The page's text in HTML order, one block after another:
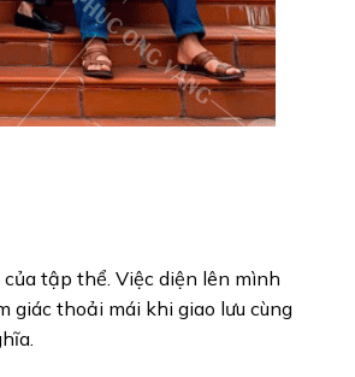
tập thể. Việc diện lên mình
giác thoải mái khi giao lưu cùng